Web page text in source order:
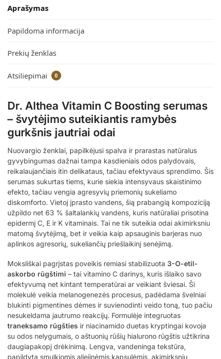
Aprašymas
Papildoma informacija
Prekių ženklas
Atsiliepimai 0
Dr. Althea Vitamin C Boosting serumas
– švytėjimo suteikiantis ramybės
gurkšnis jautriai odai
Nuovargio ženklai, papilkėjusi spalva ir prarastas natūralus
gyvybingumas dažnai tampa kasdieniais odos palydovais,
reikalaujančiais itin delikataus, tačiau efektyvaus sprendimo. Šis
serumas sukurtas tiems, kurie siekia intensyvaus skaistinimo
efekto, tačiau vengia agresyvių priemonių sukeliamo
diskomforto. Vietoj įprasto vandens, šią prabangią kompoziciją
užpildo net 63 % šaltalankių vandens, kuris natūraliai prisotina
epidermį C, E ir K vitaminais. Tai ne tik suteikia odai akimirksniu
matomą švytėjimą, bet ir veikia kaip apsauginis barjeras nuo
aplinkos agresorių, sukeliančių priešlaikinį senėjimą.
Moksliškai pagrįstas poveikis remiasi stabilizuota 3-O-etil-
askorbo rūgštimi – tai vitamino C darinys, kuris išlaiko savo
efektyvumą net kintant temperatūrai ar veikiant šviesai. Ši
molekulė veikia melanogenezės procesus, padėdama švelniai
blukinti pigmentines dėmes ir suvienodinti veido toną, tuo pačiu
nesukeldama jautrumo reakcijų. Formulėje integruotas
traneksamo rūgšties ir niacinamido duetas kryptingai kovoja
su odos nelygumais, o aštuonių rūšių hialurono rūgštis užtikrina
daugiapakopį drėkinimą. Lengva, vandeninga tekstūra,
papildyta smulkiomis aliejinėmis kapsulėmis, akimirksniu